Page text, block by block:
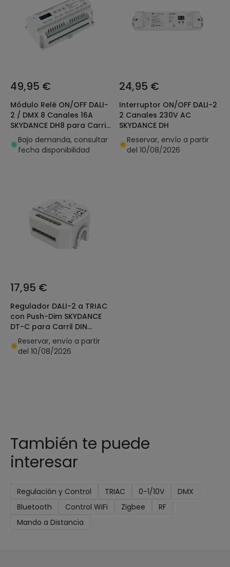
49,95 €
Módulo Relé ON/OFF DALI-
2 / DMX 8 Canales 16A
SKYDANCE DH8 para Carril
DINBajo demanda, consultar
fecha disponibilidad
24,95 €
Interruptor ON/OFF DALI-2
2 Canales 230V AC
SKYDANCE DH
Reservar, envío a partir
del 10/08/2026
17,95 €
Regulador DALI-2 a TRIAC
con Push-Dim SKYDANCE
DT-C para Carril DIN
Compatible con Pulsador
Reservar, envío a partir
del 10/08/2026
También te puede
interesar
Regulación y Control TRIAC 0-1/10V
DMX
Bluetooth
Control WiFi Zigbee
RF
Mando a Distancia